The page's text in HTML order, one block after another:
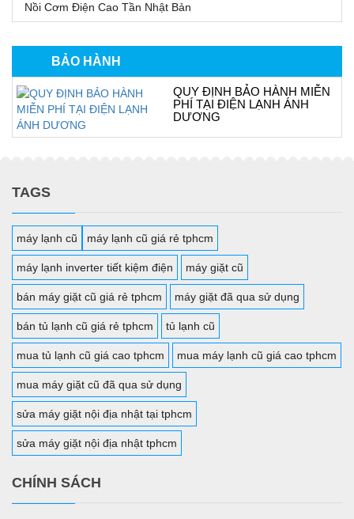
Nồi Cơm Điện Cao Tần Nhật Bản
BẢO HÀNH
QUY ĐỊNH BẢO HÀNH MIỄN
PHÍ TẠI ĐIỆN LẠNH ÁNH
DƯƠNG
TAGS
máy lạnh cũ máy lạnh cũ giá rẻ tphcm
máy lạnh inverter tiết kiệm điện máy giặt cũ
bán máy giặt cũ giá rẻ tphcm máy giặt đã qua sử dụng
bán tủ lạnh cũ giá rẻ tphcm tủ lạnh cũ
mua tủ lạnh cũ giá cao tphcm mua máy lạnh cũ giá cao tphcm
mua máy giặt cũ đã qua sử dụng
sửa máy giặt nội địa nhật tại tphcm
sửa máy giặt nội địa nhật tphcm
CHÍNH SÁCH